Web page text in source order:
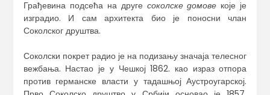
Грађевина подсећа на друге соколске домове које је
изградио. И сам архитекта био је поносни члан
Соколског друштва.
Соколски покрет радио је на подизању значаја телесног
вежбања. Настао је у Чешкој 1862. као израз отпора
против германске власти у тадашњој Аустроугарској.